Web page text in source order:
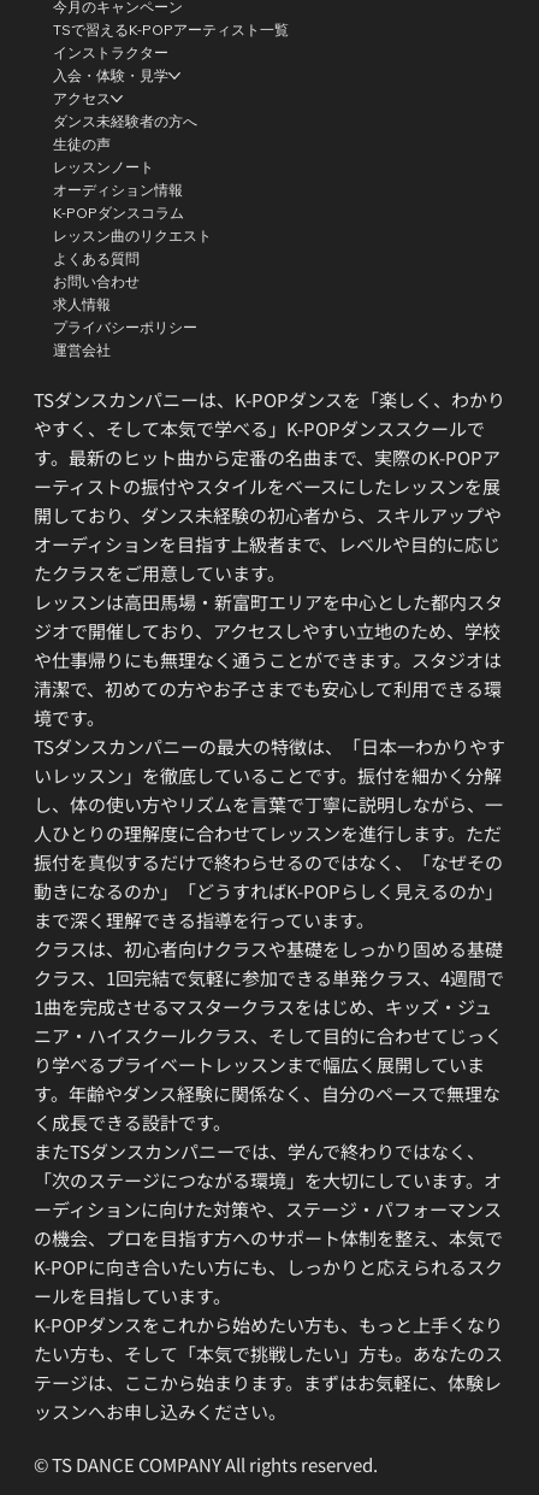
TSダンスカンパニーは、K-POPダンスを「楽しく、わかり
やすく、そして本気で学べる」K-POPダンススクールで
す。最新のヒット曲から定番の名曲まで、実際のK-POPア
ーティストの振付やスタイルをベースにしたレッスンを展
開しており、ダンス未経験の初心者から、スキルアップや
オーディションを目指す上級者まで、レベルや目的に応じ
たクラスをご用意しています。
レッスンは高田馬場・新富町エリアを中心とした都内スタ
ジオで開催しており、アクセスしやすい立地のため、学校
や仕事帰りにも無理なく通うことができます。スタジオは
清潔で、初めての方やお子さまでも安心して利用できる環
境です。
TSダンスカンパニーの最大の特徴は、「日本一わかりやす
いレッスン」を徹底していることです。振付を細かく分解
し、体の使い方やリズムを言葉で丁寧に説明しながら、一
人ひとりの理解度に合わせてレッスンを進行します。ただ
振付を真似するだけで終わらせるのではなく、「なぜその
動きになるのか」「どうすればK-POPらしく見えるのか」
まで深く理解できる指導を行っています。
クラスは、初心者向けクラスや基礎をしっかり固める基礎
クラス、1回完結で気軽に参加できる単発クラス、4週間で
1曲を完成させるマスタークラスをはじめ、キッズ・ジュ
ニア・ハイスクールクラス、そして目的に合わせてじっく
り学べるプライベートレッスンまで幅広く展開していま
す。年齢やダンス経験に関係なく、自分のペースで無理な
く成長できる設計です。
またTSダンスカンパニーでは、学んで終わりではなく、
「次のステージにつながる環境」を大切にしています。オ
ーディションに向けた対策や、ステージ・パフォーマンス
の機会、プロを目指す方へのサポート体制を整え、本気で
K-POPに向き合いたい方にも、しっかりと応えられるスク
ールを目指しています。
K-POPダンスをこれから始めたい方も、もっと上手くなり
たい方も、そして「本気で挑戦したい」方も。あなたのス
テージは、ここから始まります。まずはお気軽に、体験レ
ッスンへお申し込みください。
今月のキャンペーン
TSで習えるK-POPアーティスト一覧
インストラクター
入会・体験・見学
アクセス
ダンス未経験者の方へ
生徒の声
レッスンノート
オーディション情報
K-POPダンスコラム
レッスン曲のリクエスト
よくある質問
お問い合わせ
求人情報
プライバシーポリシー
運営会社
© TS DANCE COMPANY All rights reserved.